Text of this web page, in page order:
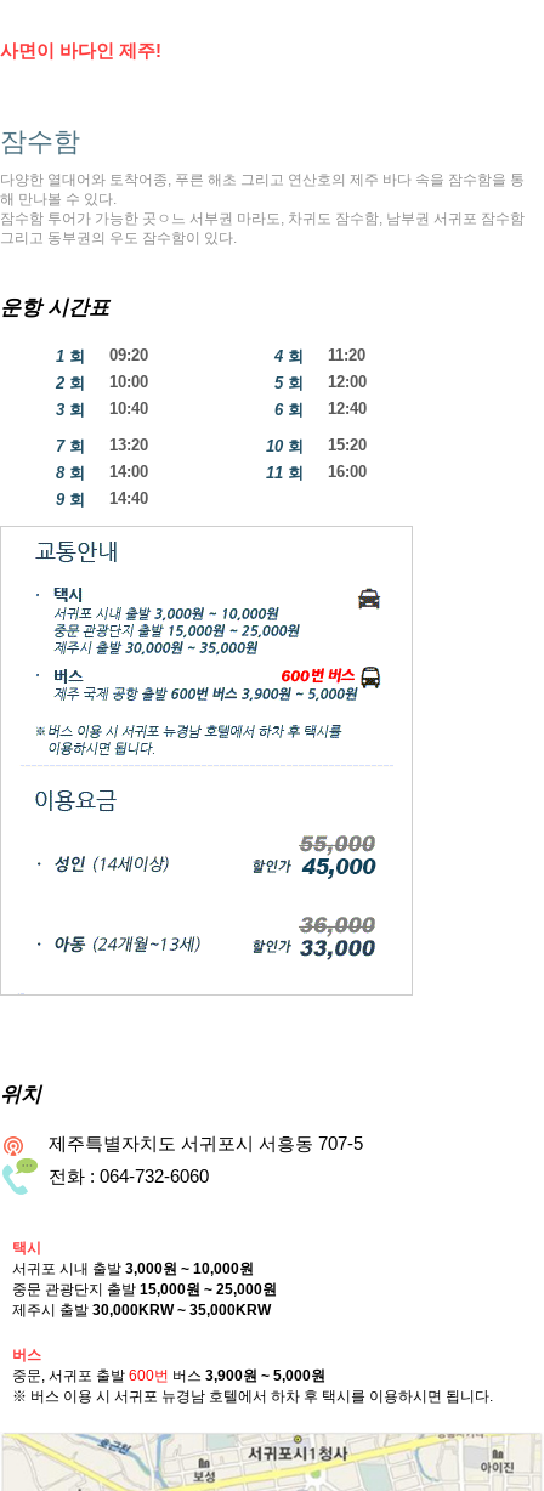
사면이 바다인 제주!
잠수함
다양한 열대어와 토착어종, 푸른 해초 그리고 연산호의 제주 바다 속을 잠수함을 통
해 만나볼 수 있다.
잠수함 투어가 가능한 곳ㅇ느 서부권 마라도, 차귀도 잠수함, 남부권 서귀포 잠수함
그리고 동부권의 우도 잠수함이 있다.
운항 시간표
1 회
09:20
2 회
10:00
3 회 10:40
4 회
11:20
5 회
12:00
6 회 12:40
7 회
13:20
8 회
14:00
9 회 14:40
10 회
15:20
11 회 16:00
위치
제주특별자치도 서귀포시 서흥동 707-5
전화 : 064-732-6060
택시
서귀포 시내 출발 3,000원 ~ 10,000원
중문 관광단지 출발 15,000원 ~ 25,000원
제주시 출발 30,000KRW ~ 35,000KRW
버스
중문, 서귀포 출발 600번 버스 3,900원 ~ 5,000원
※ 버스 이용 시 서귀포 뉴경남 호텔에서 하차 후 택시를 이용하시면 됩니다.